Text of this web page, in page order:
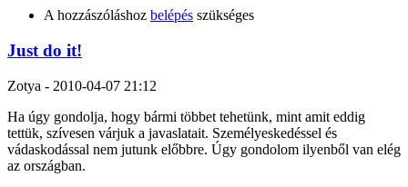
A hozzászóláshoz belépés szükséges
Just do it!
Zotya - 2010-04-07 21:12
Ha úgy gondolja, hogy bármi többet tehetünk, mint amit eddig
tettük, szívesen várjuk a javaslatait. Személyeskedéssel és
vádaskodással nem jutunk előbbre. Úgy gondolom ilyenből van elég
az országban.